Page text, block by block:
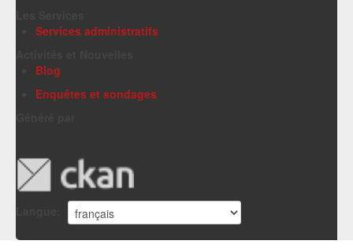
Services administratifs
Blog
Enquêtes et sondages